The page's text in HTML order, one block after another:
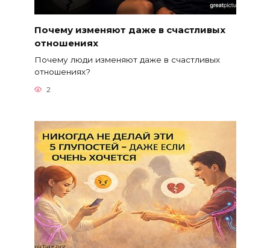
Почему изменяют даже в счастливых
отношениях
Почему люди изменяют даже в счастливых
отношениях?
2